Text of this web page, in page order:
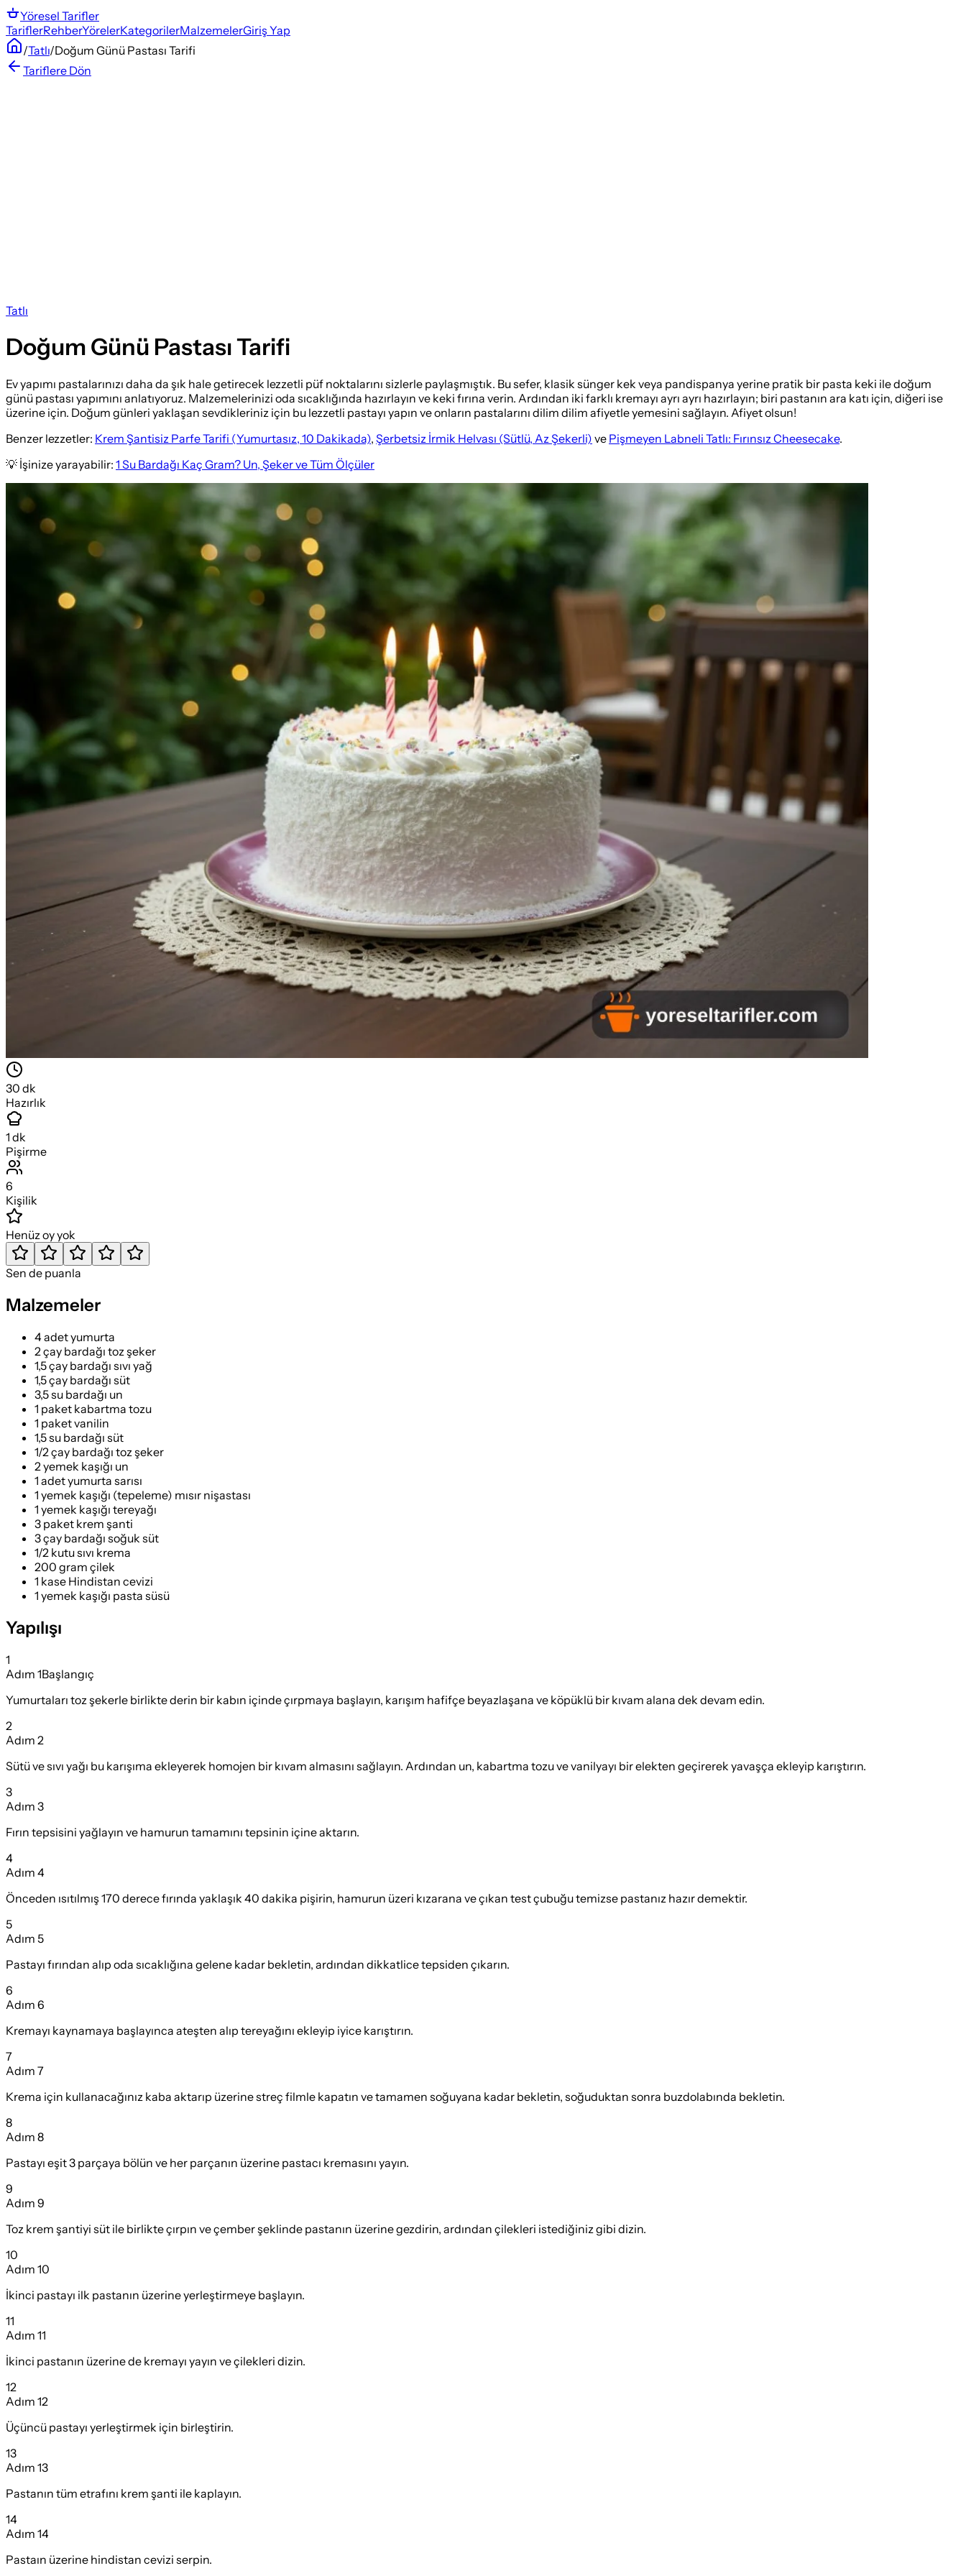
Yöresel Tarifler
TariflerRehberYörelerKategorilerMalzemelerGiriş Yap
/Tatlı/Doğum Günü Pastası Tarifi
Tariflere Dön
Tatlı
Doğum Günü Pastası Tarifi
Ev yapımı pastalarınızı daha da şık hale getirecek lezzetli püf noktalarını sizlerle paylaşmıştık. Bu sefer, klasik sünger kek veya pandispanya yerine pratik bir pasta keki ile doğum
günü pastası yapımını anlatıyoruz. Malzemelerinizi oda sıcaklığında hazırlayın ve keki fırına verin. Ardından iki farklı kremayı ayrı ayrı hazırlayın; biri pastanın ara katı için, diğeri ise
üzerine için. Doğum günleri yaklaşan sevdikleriniz için bu lezzetli pastayı yapın ve onların pastalarını dilim dilim afiyetle yemesini sağlayın. Afiyet olsun!
Benzer lezzetler: Krem Şantisiz Parfe Tarifi (Yumurtasız, 10 Dakikada), Şerbetsiz İrmik Helvası (Sütlü, Az Şekerli) ve Pişmeyen Labneli Tatlı: Fırınsız Cheesecake.
💡 İşinize yarayabilir: 1 Su Bardağı Kaç Gram? Un, Şeker ve Tüm Ölçüler
30 dk
Hazırlık
1 dk
Pişirme
6
Kişilik
Henüz oy yok
Sen de puanla
Malzemeler
4 adet yumurta
2 çay bardağı toz şeker
1,5 çay bardağı sıvı yağ
1,5 çay bardağı süt
3,5 su bardağı un
1 paket kabartma tozu
1 paket vanilin
1,5 su bardağı süt
1/2 çay bardağı toz şeker
2 yemek kaşığı un
1 adet yumurta sarısı
1 yemek kaşığı (tepeleme) mısır nişastası
1 yemek kaşığı tereyağı
3 paket krem şanti
3 çay bardağı soğuk süt
1/2 kutu sıvı krema
200 gram çilek
1 kase Hindistan cevizi
1 yemek kaşığı pasta süsü
Yapılışı
1
Adım 1Başlangıç
Yumurtaları toz şekerle birlikte derin bir kabın içinde çırpmaya başlayın, karışım hafifçe beyazlaşana ve köpüklü bir kıvam alana dek devam edin.
2
Adım 2
Sütü ve sıvı yağı bu karışıma ekleyerek homojen bir kıvam almasını sağlayın. Ardından un, kabartma tozu ve vanilyayı bir elekten geçirerek yavaşça ekleyip karıştırın.
3
Adım 3
Fırın tepsisini yağlayın ve hamurun tamamını tepsinin içine aktarın.
4
Adım 4
Önceden ısıtılmış 170 derece fırında yaklaşık 40 dakika pişirin, hamurun üzeri kızarana ve çıkan test çubuğu temizse pastanız hazır demektir.
5
Adım 5
Pastayı fırından alıp oda sıcaklığına gelene kadar bekletin, ardından dikkatlice tepsiden çıkarın.
6
Adım 6
Kremayı kaynamaya başlayınca ateşten alıp tereyağını ekleyip iyice karıştırın.
7
Adım 7
Krema için kullanacağınız kaba aktarıp üzerine streç filmle kapatın ve tamamen soğuyana kadar bekletin, soğuduktan sonra buzdolabında bekletin.
8
Adım 8
Pastayı eşit 3 parçaya bölün ve her parçanın üzerine pastacı kremasını yayın.
9
Adım 9
Toz krem şantiyi süt ile birlikte çırpın ve çember şeklinde pastanın üzerine gezdirin, ardından çilekleri istediğiniz gibi dizin.
10
Adım 10
İkinci pastayı ilk pastanın üzerine yerleştirmeye başlayın.
11
Adım 11
İkinci pastanın üzerine de kremayı yayın ve çilekleri dizin.
12
Adım 12
Üçüncü pastayı yerleştirmek için birleştirin.
13
Adım 13
Pastanın tüm etrafını krem şanti ile kaplayın.
14
Adım 14
Pastaın üzerine hindistan cevizi serpin.